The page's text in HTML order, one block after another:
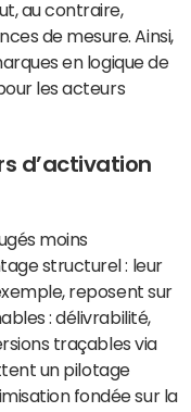
au contraire,
de mesure. Ainsi,
en logique de
les acteurs
d’activation
moins
structurel : leur
reposent sur
: délivrabilité,
traçables via
un pilotage
fondée sur la